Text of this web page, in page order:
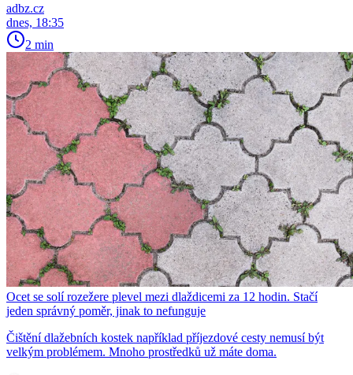
adbz.cz
dnes, 18:35
2 min
Ocet se solí rozežere plevel mezi dlaždicemi za 12 hodin. Stačí
jeden správný poměr, jinak to nefunguje
Čištění dlažebních kostek například příjezdové cesty nemusí být
velkým problémem. Mnoho prostředků už máte doma.